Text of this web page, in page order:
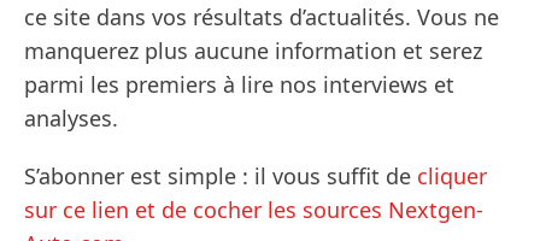
ce site dans vos résultats d’actualités. Vous ne
manquerez plus aucune information et serez
parmi les premiers à lire nos interviews et
analyses.
S’abonner est simple : il vous suffit de cliquer
sur ce lien et de cocher les sources Nextgen-